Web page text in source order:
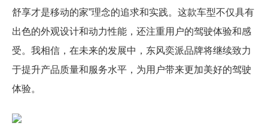
舒享才是移动的家”理念的追求和实践。这款车型不仅具有
出色的外观设计和动力性能，还注重用户的驾驶体验和感
受。我相信，在未来的发展中，东风奕派品牌将继续致力
于提升产品质量和服务水平，为用户带来更加美好的驾驶
体验。